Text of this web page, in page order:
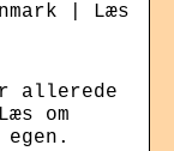
| Læs
allerede
om